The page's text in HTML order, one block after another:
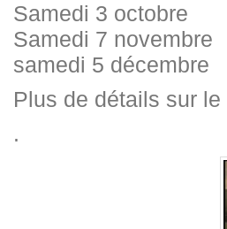
Samedi 3 octobre
Samedi 7 novembre
samedi 5 décembre
Plus de détails sur le
.